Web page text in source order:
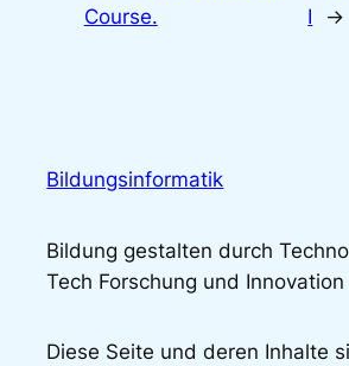
Course.
I
→
Bildungsinformatik
Bildung gestalten durch
Tech Forschung und
Diese Seite und deren Inhalte